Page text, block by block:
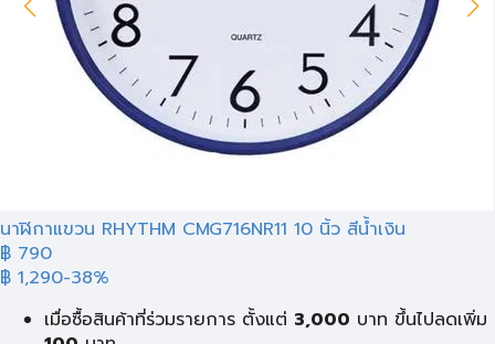
นาฬิกาแขวน RHYTHM CMG716NR11 10 นิ้ว สีน้ำเงิน
฿ 790
฿ 1,290-38%
เมื่อซื้อสินค้าที่ร่วมรายการ ตั้งแต่ 3,000 บาท ขึ้นไปลดเพิ่ม